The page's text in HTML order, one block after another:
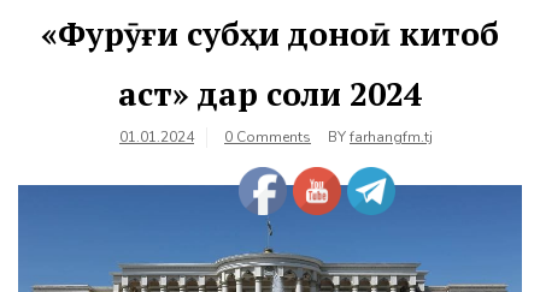
«Фурӯғи субҳи доноӣ китоб
аст» дар соли 2024
01.01.2024 0 Comments BYfarhangfm.tj